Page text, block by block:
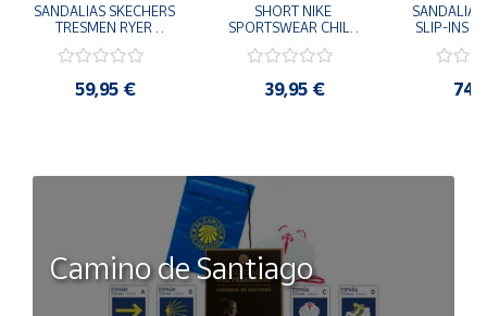
SANDALIAS SKECHERS
TRESMEN RYER
205112-CHOC
COMODAS
59,95 €
SHORT NIKE
SPORTSWEAR CHILL
006 PANTALONES
39,95 €
SANDALIAS
SLIP-INS
Camino de Santiago